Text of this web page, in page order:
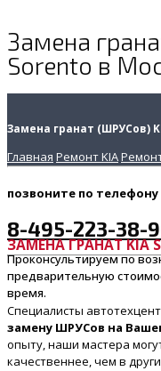
Замена
Sorento в
Замена гранат (ШРУСов)
Главная Ремонт KIA
позвоните по телефону
8-495-223-38-
Проконсультируем по
предварительную
время.
ЗАМЕНА ГРАНАТ KIA
Специалисты
замену ШРУСов на
опыту, наши мастера
качественнее, чем в